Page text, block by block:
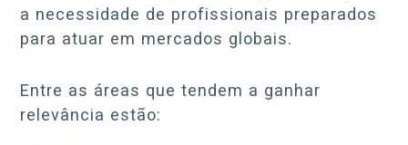
a necessidade de profissionais preparados
para atuar em mercados globais.
Entre as áreas que tendem a ganhar
relevância estão: